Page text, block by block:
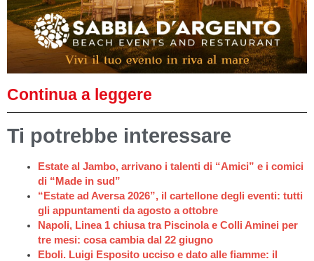
Continua a leggere
Ti potrebbe interessare
Estate al Jambo, arrivano i talenti di “Amici” e i comici
di “Made in sud”
“Estate ad Aversa 2026”, il cartellone degli eventi: tutti
gli appuntamenti da agosto a ottobre
Napoli, Linea 1 chiusa tra Piscinola e Colli Aminei per
tre mesi: cosa cambia dal 22 giugno
Eboli. Luigi Esposito ucciso e dato alle fiamme: il